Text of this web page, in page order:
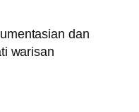
dan
warisan